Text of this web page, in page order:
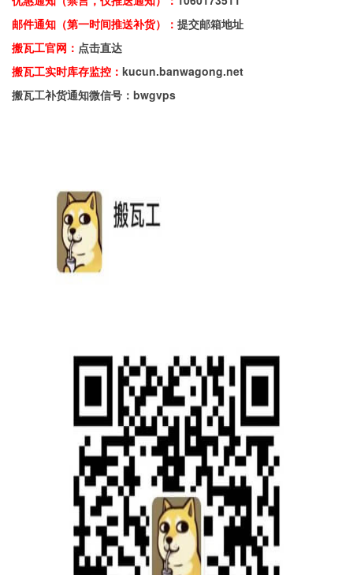
邮件通知（第一时间推送补货）： 提交邮箱地址
搬瓦工官网： 点击直达
搬瓦工实时库存监控： kucun.banwagong.net
搬瓦工补货通知微信号：bwgvps